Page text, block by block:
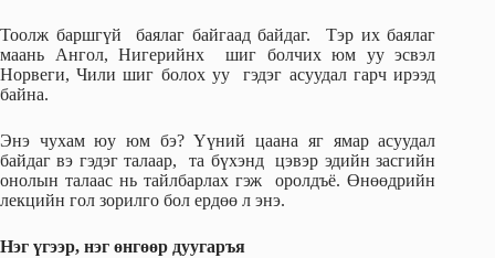
Тоолж баршгүй баялаг байгаад байдаг. Тэр их баялаг
маань Ангол, Нигерийнх шиг болчих юм уу эсвэл
Норвеги, Чили шиг болох уу гэдэг асуудал гарч ирээд
байна.
Энэ чухам юу юм бэ? Үүний цаана яг ямар асуудал
байдаг вэ гэдэг талаар, та бүхэнд цэвэр эдийн засгийн
онолын талаас нь тайлбарлах гэж оролдъё. Өнөөдрийн
лекцийн гол зорилго бол ердөө л энэ.
Нэг үгээр, нэг өнгөөр дуугаръя